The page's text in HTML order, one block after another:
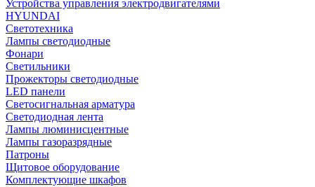
Устройства управления электродвигателями
HYUNDAI
Светотехника
Лампы светодиодные
Фонари
Светильники
Прожекторы светодиодные
LED панели
Светосигнальная арматура
Светодиодная лента
Лампы люминисцентные
Лампы газоразрядные
Патроны
Щитовое оборудование
Комплектующие шкафов